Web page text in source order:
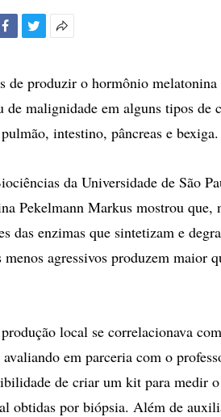
compartilhamento
de produzir o hormônio melatonina
malignidade em alguns tipos de
intestino, pâncreas e bexiga.
da Universidade de São
Pekelmann Markus mostrou que,
das enzimas que sintetizam e
agressivos produzem maior
local se correlacionava
em parceria com o
de criar um kit para medir
obtidas por biópsia. Além de